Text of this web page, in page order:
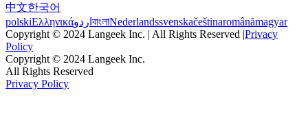
中文한국어
polskiΕλληνικάاردو বাংলাNederlandssvenskačeštinaromânămagyar
Copyright © 2024 Langeek Inc. | All Rights Reserved |Privacy
Policy
Copyright © 2024 Langeek Inc.
All Rights Reserved
Privacy Policy